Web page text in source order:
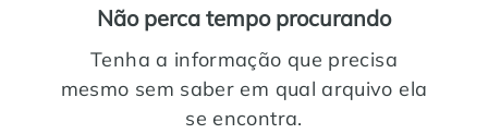
Não perca tempo procurando
Tenha a informação que precisa
mesmo sem saber em qual arquivo ela
se encontra.